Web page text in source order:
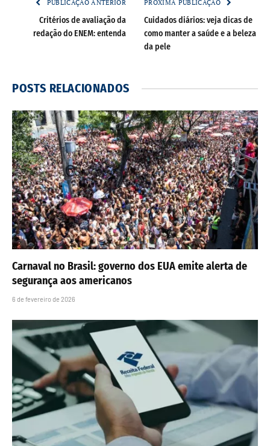
PUBLICAÇÃO ANTERIOR
Critérios de avaliação da
redação do ENEM: entenda
PRÓXIMA PUBLICAÇÃO
Cuidados diários: veja dicas de
como manter a saúde e a beleza
da pele
POSTS RELACIONADOS
Carnaval no Brasil: governo dos EUA emite alerta de
segurança aos americanos
6 de fevereiro de 2026